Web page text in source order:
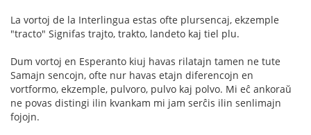
La vortoj de la Interlingua estas ofte plursencaj, ekzemple
"tracto" Signifas trajto, trakto, landeto kaj tiel plu.
Dum vortoj en Esperanto kiuj havas rilatajn tamen ne tute
Samajn sencojn, ofte nur havas etajn diferencojn en
vortformo, ekzemple, pulvoro, pulvo kaj polvo. Mi eĉ ankoraŭ
ne povas distingi ilin kvankam mi jam serĉis ilin senlimajn
fojojn.